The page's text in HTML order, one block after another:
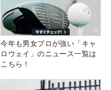
今年も男女プロが強い「キャ
ロウェイ」のニュース一覧は
こちら！